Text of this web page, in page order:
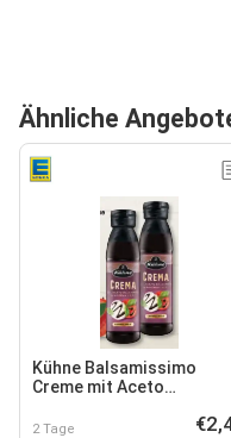
Ähnliche
Kühne Balsamissimo
Creme mit Aceto
2 Tage